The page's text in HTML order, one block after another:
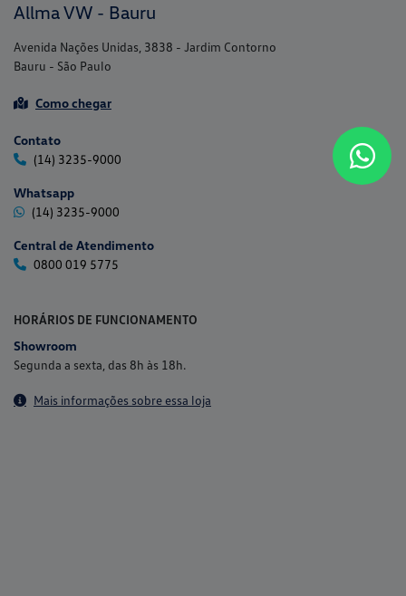
Allma VW - Bauru
Avenida Nações Unidas, 3838 - Jardim Contorno
Bauru - São Paulo
Como chegar
Contato
(14) 3235-9000
Whatsapp
(14) 3235-9000
Central de Atendimento
0800 019 5775
HORÁRIOS DE FUNCIONAMENTO
Showroom
Segunda a sexta, das 8h às 18h.
Mais informações sobre essa loja